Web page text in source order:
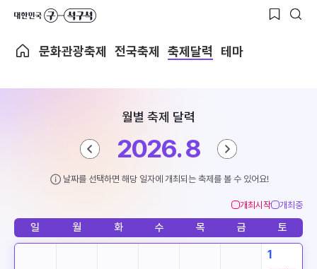
문화관광축제 전국축제 축제달력 테마
월별 축제 달력
2026. 8
날짜를 선택하면 해당 일자에 개최되는 축제를 볼 수 있어요!
개최시작 개최중
일 월 화 수 목 금 토
1